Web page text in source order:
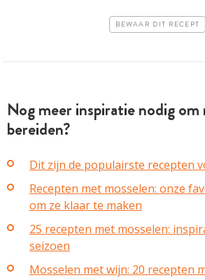
BEWAAR DIT RECEPT
Nog meer inspiratie nodig om
bereiden?
Dit zijn de populairste recepten
Recepten met mosselen: onze
om ze klaar te maken
25 recepten met mosselen:
seizoen
Mosselen met wijn: 20 recepten